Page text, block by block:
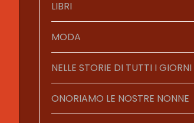
LIBRI
MODA
NELLE STORIE DI TUTTI I GIORNI
ONORIAMO LE NOSTRE NONNE